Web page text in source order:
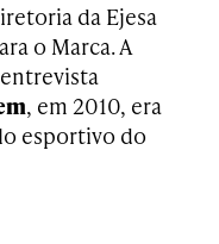
da Ejesa
o Marca. A
, em 2010, era
esportivo do